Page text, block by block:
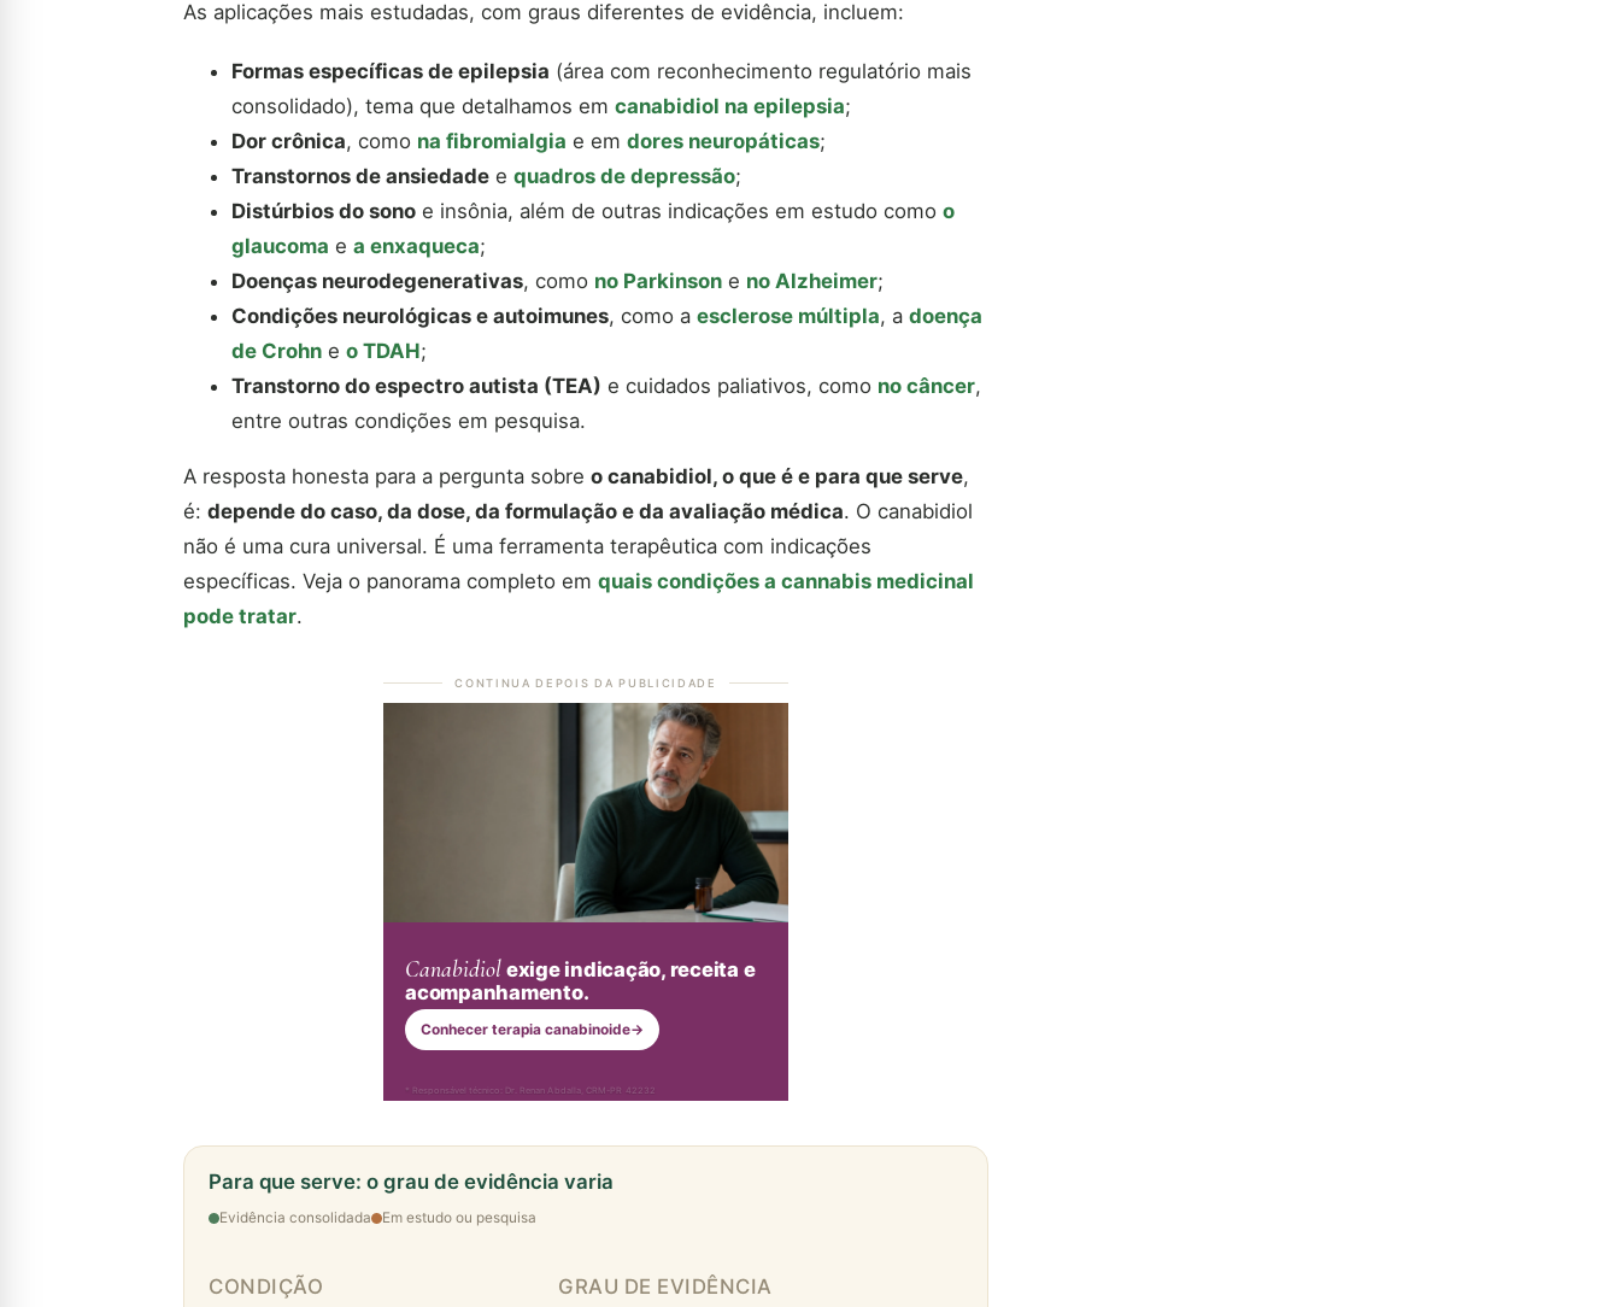
As aplicações mais estudadas, com graus diferentes de evidência, incluem:
Formas específicas de epilepsia (área com reconhecimento regulatório mais
consolidado), tema que detalhamos em canabidiol na epilepsia;
Dor crônica, como na fibromialgia e em dores neuropáticas;
Transtornos de ansiedade e quadros de depressão;
Distúrbios do sono e insônia, além de outras indicações em estudo como o
glaucoma e a enxaqueca;
Doenças neurodegenerativas, como no Parkinson e no Alzheimer;
Condições neurológicas e autoimunes, como a esclerose múltipla, a doença
de Crohn e o TDAH;
Transtorno do espectro autista (TEA) e cuidados paliativos, como no câncer,
entre outras condições em pesquisa.
A resposta honesta para a pergunta sobre o canabidiol, o que é e para que serve,
é: depende do caso, da dose, da formulação e da avaliação médica. O canabidiol
não é uma cura universal. É uma ferramenta terapêutica com indicações
específicas. Veja o panorama completo em quais condições a cannabis medicinal
pode tratar.
CONTINUA DEPOIS DA PUBLICIDADE
Canabidiol exige indicação, receita e
acompanhamento.
Conhecer terapia canabinoide→
* Responsável técnico: Dr. Renan Abdalla, CRM-PR 42232
Para que serve: o grau de evidência varia
Evidência consolidada Em estudo ou pesquisa
CONDIÇÃO GRAU DE EVIDÊNCIA